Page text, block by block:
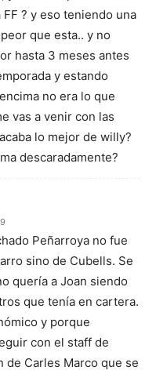
? y eso teniendo una
que esta.. y no
hasta 3 meses antes
y estando
no era lo que
vas a venir con las
lo mejor de willy?
descaradamente?
Peñarroya no fue
sino de Cubells. Se
quería a Joan siendo
que tenía en cartera.
y porque
con el staff de
de Carles Marco que se